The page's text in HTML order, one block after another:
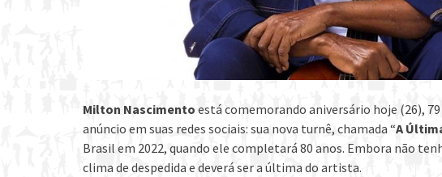
Milton Nascimento está comemorando aniversário hoje (26),
anúncio em suas redes sociais: sua nova turnê, chamada “A
Brasil em 2022, quando ele completará 80 anos. Embora não
clima de despedida e deverá ser a última do artista.